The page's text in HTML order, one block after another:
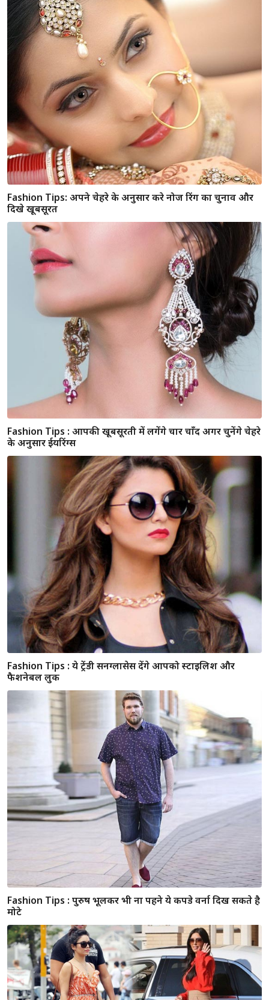
बॉलीवुड के सबसे महंगे कॉस्टयूम जिन्होंने बढ़ाया फिल्मो का बजट
दुनिया की 6 सबसे महंगी ड्रेसेस, लाख, हज़ार छोड़ो करोड़ों में इनकी
Fashion Tips: अपने चेहरे के अनुसार करे नोज रिंग का चुनाव और
दिखे खूबसूरत
Fashion Tips : आपकी खूबसूरती में लगेंगे चार चाँद अगर चुनेंगे चेहरे
के अनुसार ईयरिंग्स
Fashion Tips : ये ट्रेंडी सनग्लासेस देंगे आपको स्टाइलिश और
फैशनेबल लुक